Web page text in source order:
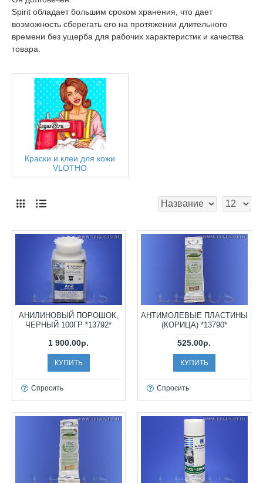
Spirit обладает большим сроком хранения, что дает
возможность сберегать его на протяжении длительного
времени без ущерба для рабочих характеристик и качества
товара.
Краски и клеи для кожи
VLOTHO
АНИЛИНОВЫЙ ПОРОШОК,
ЧЕРНЫЙ 100ГР *13792*
1 900.00р.
КУПИТЬ
Спросить
АНТИМОЛЕВЫЕ ПЛАСТИНЫ
(КОРИЦА) *13790*
525.00р.
КУПИТЬ
Спросить